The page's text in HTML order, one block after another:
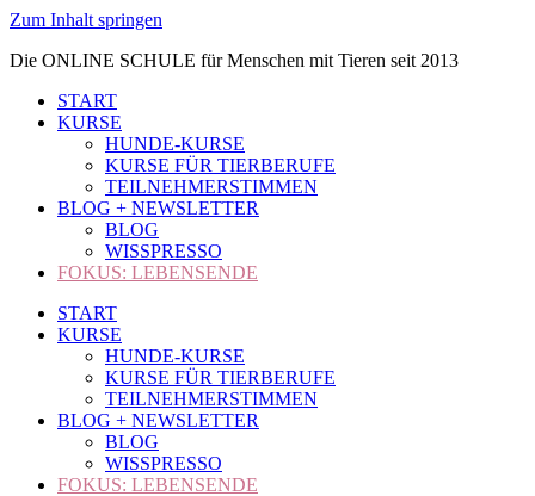
Zum Inhalt springen
Die ONLINE SCHULE für Menschen mit Tieren seit 2013
START
KURSE
HUNDE-KURSE
KURSE FÜR TIERBERUFE
TEILNEHMERSTIMMEN
BLOG + NEWSLETTER
BLOG
WISSPRESSO
FOKUS: LEBENSENDE
START
KURSE
HUNDE-KURSE
KURSE FÜR TIERBERUFE
TEILNEHMERSTIMMEN
BLOG + NEWSLETTER
BLOG
WISSPRESSO
FOKUS: LEBENSENDE